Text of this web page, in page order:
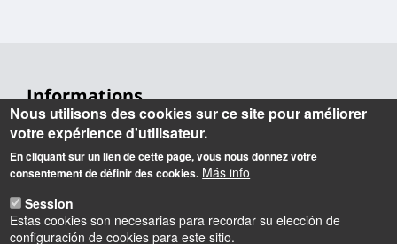
Informations
Contact
Accueil
Adresse postale
Nous utilisons des cookies sur ce site pour améliorer
votre expérience d'utilisateur.
En cliquant sur un lien de cette page, vous nous donnez votre
consentement de définir des cookies. Más info
Session
Estas cookies son necesarias para recordar su elección de
configuración de cookies para este sitio.